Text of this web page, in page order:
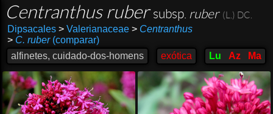
Centranthus rubersubsp. ruber (L.) DC.
Dipsacales >Valerianaceae > Centranthus
> C. ruber(comparar)
alfinetes, cuidado-dos-homens
exótica Lu Az Ma